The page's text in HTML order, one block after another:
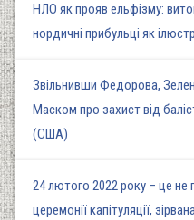
НЛО як прояв ельфізму:
нордичні прибульці як
Звільнивши Федорова,
Маском про захист від
(США)
24 лютого 2022 року – це не
церемонії капітуляції,